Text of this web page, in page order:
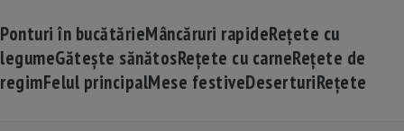
Ponturi în bucătărieMâncăruri rapideRețete cu
legumeGătește sănătosRețete cu carneRețete de
regimFelul principalMese festiveDeserturiRețete